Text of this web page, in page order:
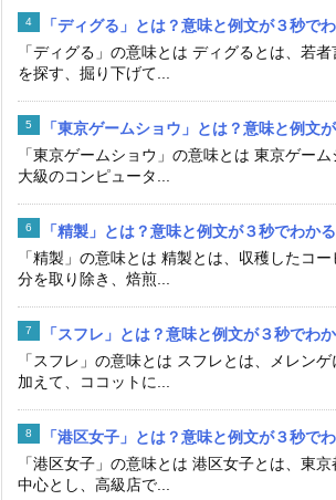
「ディグる」とは？意味と例文が３秒でわ
「ディグる」の意味とは ディグるとは、若
を探す、掘り下げて...
「東京ゲームショウ」とは？意味と例文
「東京ゲームショウ」の意味とは 東京ゲー
大級のコンピュータ...
「精製」とは？意味と例文が３秒でわかる
「精製」の意味とは 精製とは、収穫したコ
分を取り除き、焙煎...
「スフレ」とは？意味と例文が３秒でわか
「スフレ」の意味とは スフレとは、メレン
加えて、ココットに...
「港区女子」とは？意味と例文が３秒でわ
「港区女子」の意味とは 港区女子とは、東
中心とし、高級店で...